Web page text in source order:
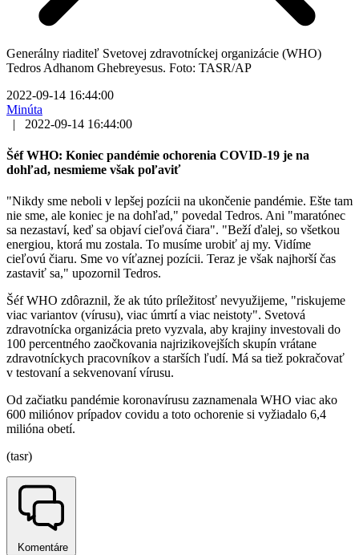
Generálny riaditeľ Svetovej zdravotníckej organizácie (WHO)
Tedros Adhanom Ghebreyesus. Foto: TASR/AP
2022-09-14 16:44:00
Minúta
|
2022-09-14 16:44:00
Šéf WHO: Koniec pandémie ochorenia COVID-19 je na
dohľad, nesmieme však poľaviť
"Nikdy sme neboli v lepšej pozícii na ukončenie pandémie. Ešte tam
nie sme, ale koniec je na dohľad," povedal Tedros. Ani "maratónec
sa nezastaví, keď sa objaví cieľová čiara". "Beží ďalej, so všetkou
energiou, ktorá mu zostala. To musíme urobiť aj my. Vidíme
cieľovú čiaru. Sme vo víťaznej pozícii. Teraz je však najhorší čas
zastaviť sa," upozornil Tedros.
Šéf WHO zdôraznil, že ak túto príležitosť nevyužijeme, "riskujeme
viac variantov (vírusu), viac úmrtí a viac neistoty". Svetová
zdravotnícka organizácia preto vyzvala, aby krajiny investovali do
100 percentného zaočkovania najrizikovejších skupín vrátane
zdravotníckych pracovníkov a starších ľudí. Má sa tiež pokračovať
v testovaní a sekvenovaní vírusu.
Od začiatku pandémie koronavírusu zaznamenala WHO viac ako
600 miliónov prípadov covidu a toto ochorenie si vyžiadalo 6,4
milióna obetí.
(tasr)
Komentáre